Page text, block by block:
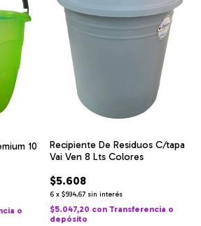
10
o
Recipiente De Residuos C/tapa
Vai Ven 8 Lts Colores
$5.608
6 x $934,67 sin interés
$5.047,20 con Transferencia o
depósito